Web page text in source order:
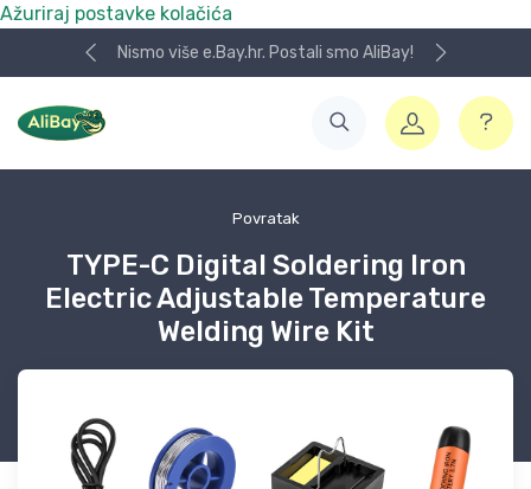
Ažuriraj postavke kolačića
Nismo više e.Bay.hr. Postali smo AliBay!
Povratak
TYPE-C Digital Soldering Iron
Electric Adjustable Temperature
Welding Wire Kit